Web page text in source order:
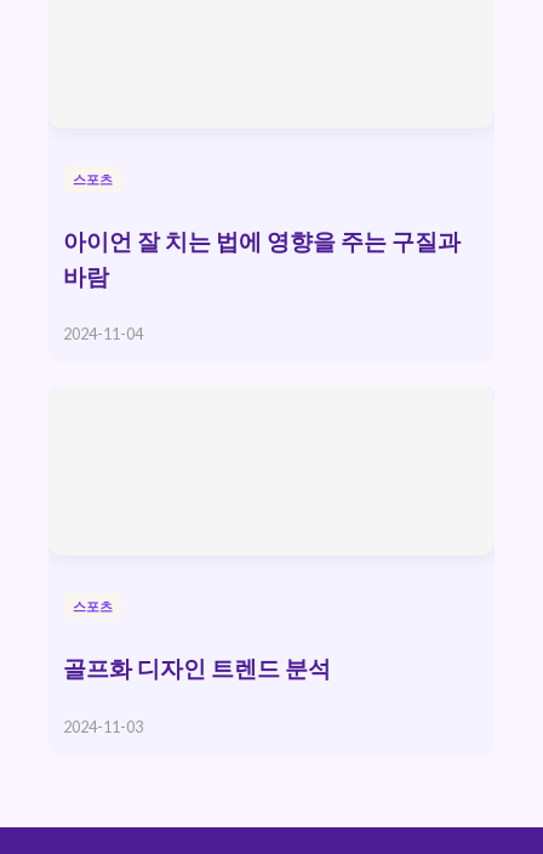
스포츠
아이언 잘 치는 법에 영향을 주는 구질과
바람
2024-11-04
스포츠
골프화 디자인 트렌드 분석
2024-11-03